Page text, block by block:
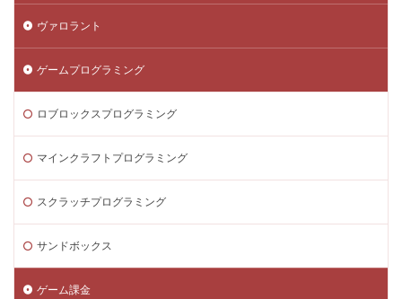
ヴァロラント
ゲームプログラミング
ロブロックスプログラミング
マインクラフトプログラミング
スクラッチプログラミング
サンドボックス
ゲーム課金